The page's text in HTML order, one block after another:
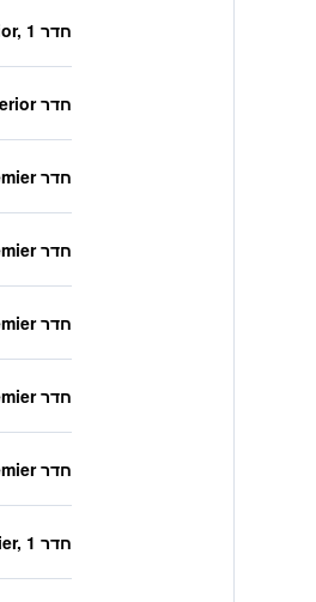
חדר Superior, 1מיטת קינג
חדר Superior, מיטות טווין2
חדר Premier, סוג המיטה לא ידוע
חדר Premier, סוג המיטה לא ידוע
חדר Premier, סוג המיטה לא ידוע
חדר Premier, סוג המיטה לא ידוע
חדר Premier, סוג המיטה לא ידוע
חדר Premier, 1מיטה זוגית